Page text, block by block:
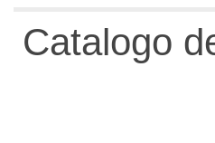
Catalogo